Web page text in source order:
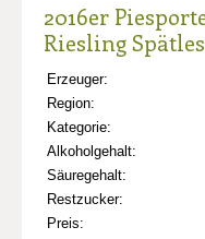
2016er
Riesling
Erzeuger:
Region:
Kategorie:
Alkoholgehalt:
Säuregehalt:
Restzucker:
Preis: